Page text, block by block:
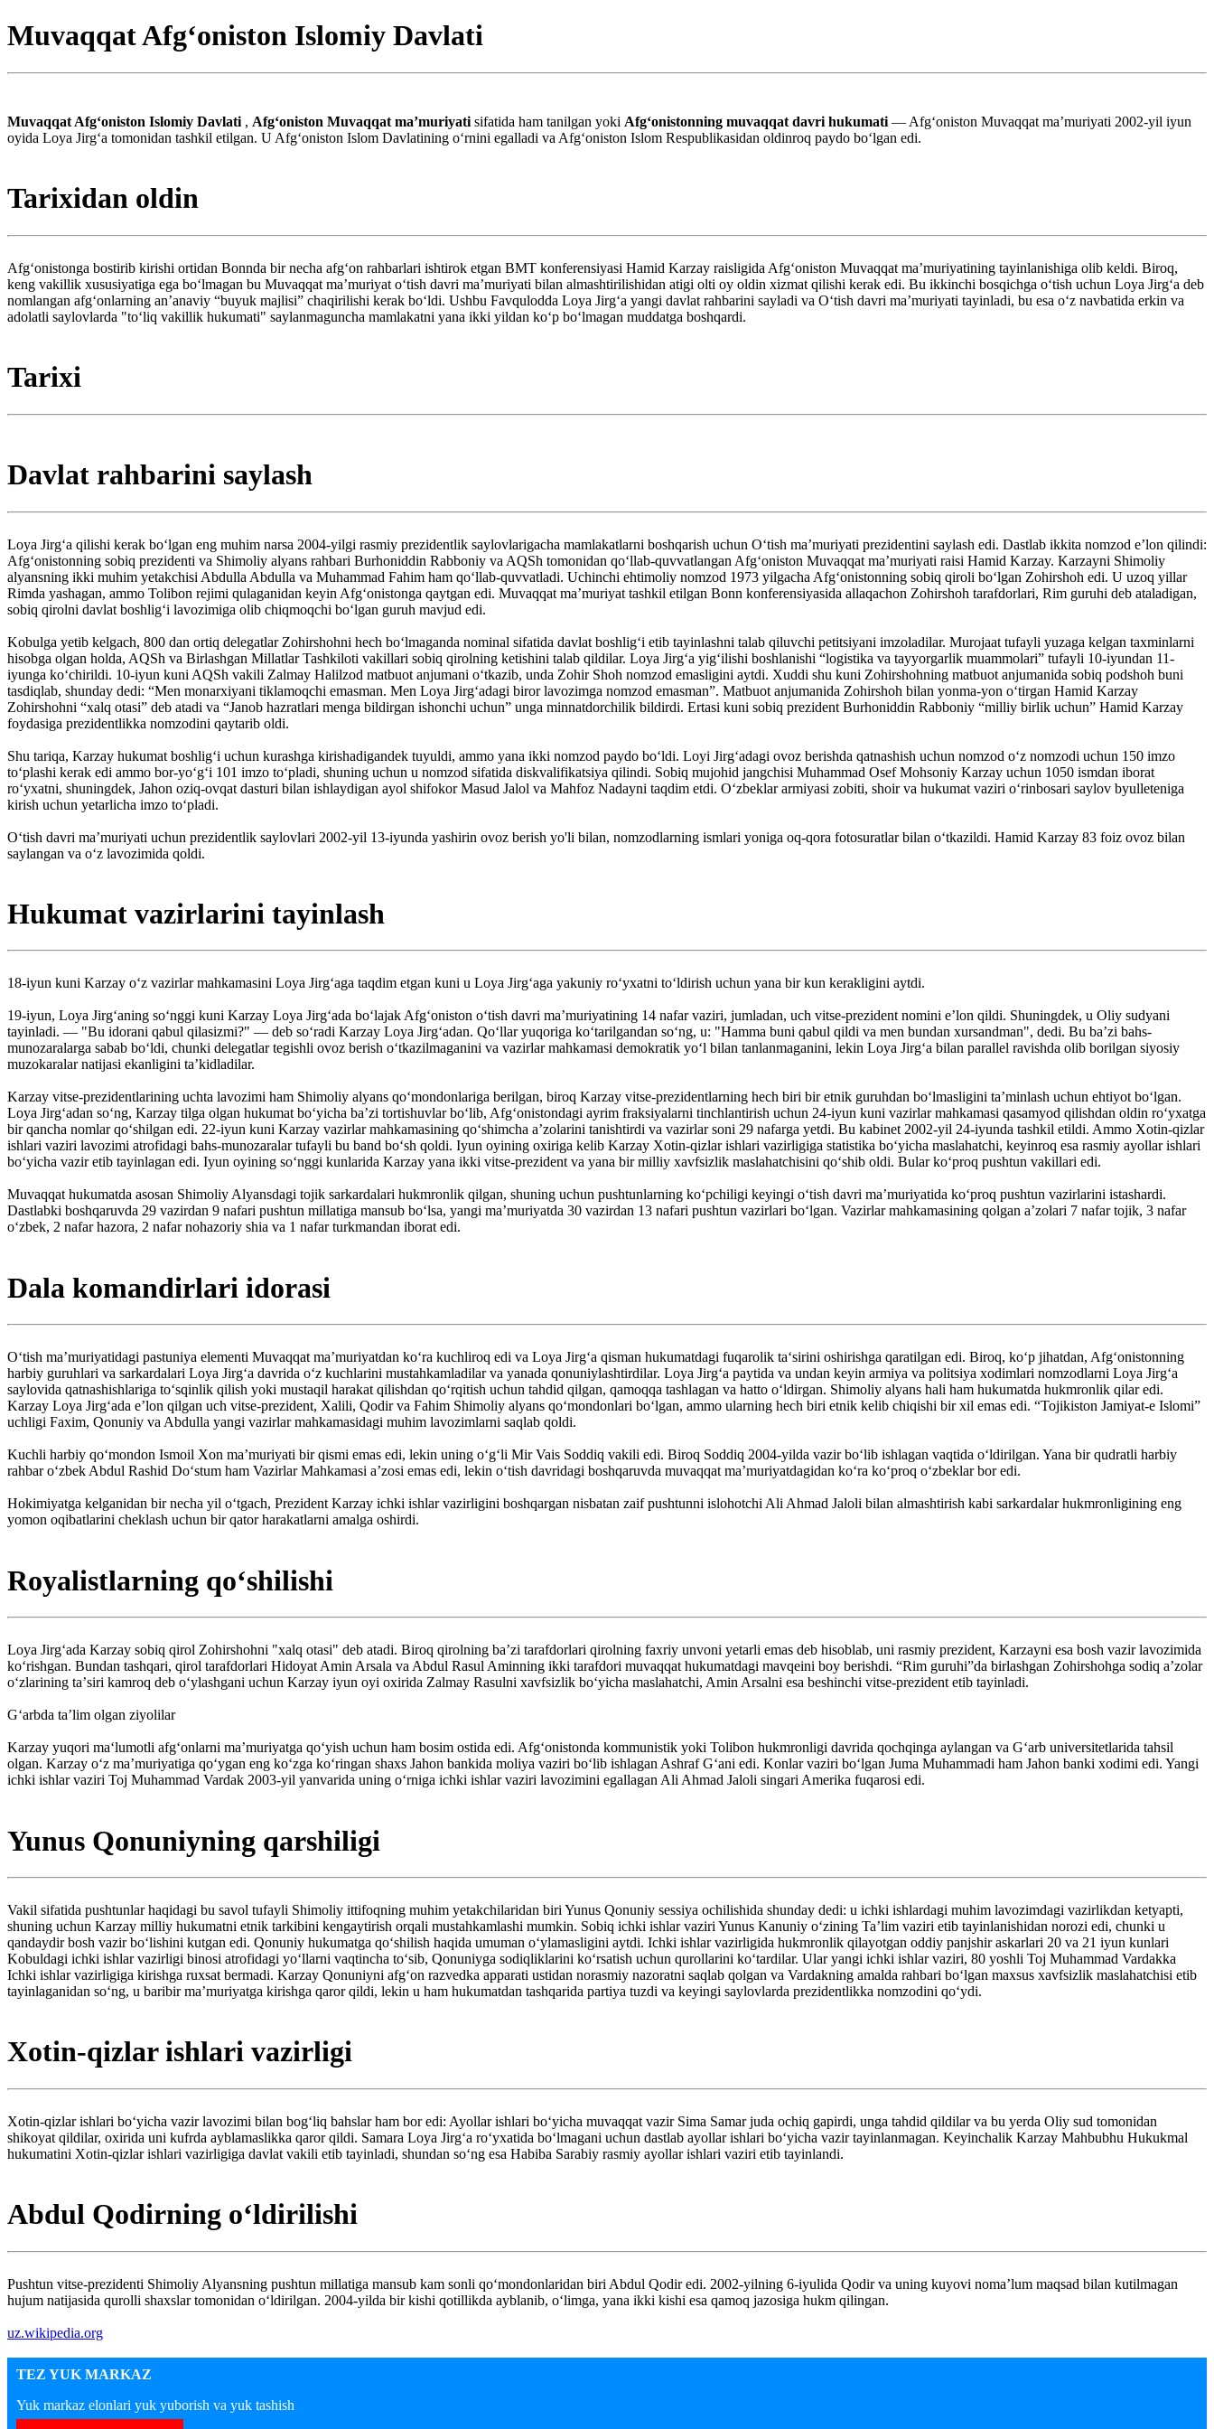
Muvaqqat Afgʻoniston Islomiy Davlati
Muvaqqat Afgʻoniston Islomiy Davlati , Afg‘oniston Muvaqqat maʼmuriyati sifatida ham tanilgan yoki Afg‘onistonning muvaqqat davri hukumati — Afgʻoniston Muvaqqat maʼmuriyati 2002-yil iyun
oyida Loya Jirgʻa tomonidan tashkil etilgan. U Afg‘oniston Islom Davlatining o‘rnini egalladi va Afg‘oniston Islom Respublikasidan oldinroq paydo bo‘lgan edi.
Tarixidan oldin
Afg‘onistonga bostirib kirishi ortidan Bonnda bir necha afg‘on rahbarlari ishtirok etgan BMT konferensiyasi Hamid Karzay raisligida Afg‘oniston Muvaqqat ma’muriyatining tayinlanishiga olib keldi. Biroq,
keng vakillik xususiyatiga ega bo‘lmagan bu Muvaqqat maʼmuriyat o‘tish davri maʼmuriyati bilan almashtirilishidan atigi olti oy oldin xizmat qilishi kerak edi. Bu ikkinchi bosqichga o‘tish uchun Loya Jirg‘a deb
nomlangan afg‘onlarning an’anaviy “buyuk majlisi” chaqirilishi kerak bo‘ldi. Ushbu Favqulodda Loya Jirg‘a yangi davlat rahbarini sayladi va O‘tish davri maʼmuriyati tayinladi, bu esa o‘z navbatida erkin va
adolatli saylovlarda "to‘liq vakillik hukumati" saylanmaguncha mamlakatni yana ikki yildan ko‘p bo‘lmagan muddatga boshqardi.
Tarixi
Davlat rahbarini saylash
Loya Jirg‘a qilishi kerak bo‘lgan eng muhim narsa 2004-yilgi rasmiy prezidentlik saylovlarigacha mamlakatlarni boshqarish uchun O‘tish maʼmuriyati prezidentini saylash edi. Dastlab ikkita nomzod eʼlon qilindi:
Afg‘onistonning sobiq prezidenti va Shimoliy alyans rahbari Burhoniddin Rabboniy va AQSh tomonidan qo‘llab-quvvatlangan Afg‘oniston Muvaqqat ma’muriyati raisi Hamid Karzay. Karzayni Shimoliy
alyansning ikki muhim yetakchisi Abdulla Abdulla va Muhammad Fahim ham qo‘llab-quvvatladi. Uchinchi ehtimoliy nomzod 1973 yilgacha Afg‘onistonning sobiq qiroli bo‘lgan Zohirshoh edi. U uzoq yillar
Rimda yashagan, ammo Tolibon rejimi qulaganidan keyin Afg‘onistonga qaytgan edi. Muvaqqat maʼmuriyat tashkil etilgan Bonn konferensiyasida allaqachon Zohirshoh tarafdorlari, Rim guruhi deb ataladigan,
sobiq qirolni davlat boshlig‘i lavozimiga olib chiqmoqchi bo‘lgan guruh mavjud edi.
Kobulga yetib kelgach, 800 dan ortiq delegatlar Zohirshohni hech bo‘lmaganda nominal sifatida davlat boshlig‘i etib tayinlashni talab qiluvchi petitsiyani imzoladilar. Murojaat tufayli yuzaga kelgan taxminlarni
hisobga olgan holda, AQSh va Birlashgan Millatlar Tashkiloti vakillari sobiq qirolning ketishini talab qildilar. Loya Jirg‘a yig‘ilishi boshlanishi “logistika va tayyorgarlik muammolari” tufayli 10-iyundan 11-
iyunga ko‘chirildi. 10-iyun kuni AQSh vakili Zalmay Halilzod matbuot anjumani o‘tkazib, unda Zohir Shoh nomzod emasligini aytdi. Xuddi shu kuni Zohirshohning matbuot anjumanida sobiq podshoh buni
tasdiqlab, shunday dedi: “Men monarxiyani tiklamoqchi emasman. Men Loya Jirg‘adagi biror lavozimga nomzod emasman”. Matbuot anjumanida Zohirshoh bilan yonma-yon o‘tirgan Hamid Karzay
Zohirshohni “xalq otasi” deb atadi va “Janob hazratlari menga bildirgan ishonchi uchun” unga minnatdorchilik bildirdi. Ertasi kuni sobiq prezident Burhoniddin Rabboniy “milliy birlik uchun” Hamid Karzay
foydasiga prezidentlikka nomzodini qaytarib oldi.
Shu tariqa, Karzay hukumat boshlig‘i uchun kurashga kirishadigandek tuyuldi, ammo yana ikki nomzod paydo bo‘ldi. Loyi Jirg‘adagi ovoz berishda qatnashish uchun nomzod o‘z nomzodi uchun 150 imzo
to‘plashi kerak edi ammo bor-yo‘g‘i 101 imzo to‘pladi, shuning uchun u nomzod sifatida diskvalifikatsiya qilindi. Sobiq mujohid jangchisi Muhammad Osef Mohsoniy Karzay uchun 1050 ismdan iborat
ro‘yxatni, shuningdek, Jahon oziq-ovqat dasturi bilan ishlaydigan ayol shifokor Masud Jalol va Mahfoz Nadayni taqdim etdi. Oʻzbeklar armiyasi zobiti, shoir va hukumat vaziri oʻrinbosari saylov byulleteniga
kirish uchun yetarlicha imzo toʻpladi.
O‘tish davri maʼmuriyati uchun prezidentlik saylovlari 2002-yil 13-iyunda yashirin ovoz berish yo'li bilan, nomzodlarning ismlari yoniga oq-qora fotosuratlar bilan o‘tkazildi. Hamid Karzay 83 foiz ovoz bilan
saylangan va o‘z lavozimida qoldi.
Hukumat vazirlarini tayinlash
18-iyun kuni Karzay o‘z vazirlar mahkamasini Loya Jirg‘aga taqdim etgan kuni u Loya Jirg‘aga yakuniy ro‘yxatni to‘ldirish uchun yana bir kun kerakligini aytdi.
19-iyun, Loya Jirg‘aning so‘nggi kuni Karzay Loya Jirg‘ada bo‘lajak Afg‘oniston o‘tish davri ma’muriyatining 14 nafar vaziri, jumladan, uch vitse-prezident nomini e’lon qildi. Shuningdek, u Oliy sudyani
tayinladi. — "Bu idorani qabul qilasizmi?" — deb so‘radi Karzay Loya Jirg‘adan. Qo‘llar yuqoriga ko‘tarilgandan so‘ng, u: "Hamma buni qabul qildi va men bundan xursandman", dedi. Bu baʼzi bahs-
munozaralarga sabab bo‘ldi, chunki delegatlar tegishli ovoz berish o‘tkazilmaganini va vazirlar mahkamasi demokratik yo‘l bilan tanlanmaganini, lekin Loya Jirg‘a bilan parallel ravishda olib borilgan siyosiy
muzokaralar natijasi ekanligini ta’kidladilar.
Karzay vitse-prezidentlarining uchta lavozimi ham Shimoliy alyans qo‘mondonlariga berilgan, biroq Karzay vitse-prezidentlarning hech biri bir etnik guruhdan bo‘lmasligini ta’minlash uchun ehtiyot bo‘lgan.
Loya Jirg‘adan so‘ng, Karzay tilga olgan hukumat bo‘yicha baʼzi tortishuvlar bo‘lib, Afg‘onistondagi ayrim fraksiyalarni tinchlantirish uchun 24-iyun kuni vazirlar mahkamasi qasamyod qilishdan oldin ro‘yxatga
bir qancha nomlar qo‘shilgan edi. 22-iyun kuni Karzay vazirlar mahkamasining qo‘shimcha a’zolarini tanishtirdi va vazirlar soni 29 nafarga yetdi. Bu kabinet 2002-yil 24-iyunda tashkil etildi. Ammo Xotin-qizlar
ishlari vaziri lavozimi atrofidagi bahs-munozaralar tufayli bu band bo‘sh qoldi. Iyun oyining oxiriga kelib Karzay Xotin-qizlar ishlari vazirligiga statistika bo‘yicha maslahatchi, keyinroq esa rasmiy ayollar ishlari
bo‘yicha vazir etib tayinlagan edi. Iyun oyining so‘nggi kunlarida Karzay yana ikki vitse-prezident va yana bir milliy xavfsizlik maslahatchisini qo‘shib oldi. Bular ko‘proq pushtun vakillari edi.
Muvaqqat hukumatda asosan Shimoliy Alyansdagi tojik sarkardalari hukmronlik qilgan, shuning uchun pushtunlarning koʻpchiligi keyingi oʻtish davri maʼmuriyatida koʻproq pushtun vazirlarini istashardi.
Dastlabki boshqaruvda 29 vazirdan 9 nafari pushtun millatiga mansub bo‘lsa, yangi ma’muriyatda 30 vazirdan 13 nafari pushtun vazirlari bo‘lgan. Vazirlar mahkamasining qolgan a’zolari 7 nafar tojik, 3 nafar
o‘zbek, 2 nafar hazora, 2 nafar nohazoriy shia va 1 nafar turkmandan iborat edi.
Dala komandirlari idorasi
O‘tish maʼmuriyatidagi pastuniya elementi Muvaqqat ma’muriyatdan ko‘ra kuchliroq edi va Loya Jirg‘a qisman hukumatdagi fuqarolik ta‘sirini oshirishga qaratilgan edi. Biroq, ko‘p jihatdan, Afg‘onistonning
harbiy guruhlari va sarkardalari Loya Jirg‘a davrida o‘z kuchlarini mustahkamladilar va yanada qonuniylashtirdilar. Loya Jirg‘a paytida va undan keyin armiya va politsiya xodimlari nomzodlarni Loya Jirg‘a
saylovida qatnashishlariga to‘sqinlik qilish yoki mustaqil harakat qilishdan qo‘rqitish uchun tahdid qilgan, qamoqqa tashlagan va hatto o‘ldirgan. Shimoliy alyans hali ham hukumatda hukmronlik qilar edi.
Karzay Loya Jirg‘ada e’lon qilgan uch vitse-prezident, Xalili, Qodir va Fahim Shimoliy alyans qo‘mondonlari bo‘lgan, ammo ularning hech biri etnik kelib chiqishi bir xil emas edi. “Tojikiston Jamiyat-e Islomi”
uchligi Faxim, Qonuniy va Abdulla yangi vazirlar mahkamasidagi muhim lavozimlarni saqlab qoldi.
Kuchli harbiy qo‘mondon Ismoil Xon ma’muriyati bir qismi emas edi, lekin uning o‘g‘li Mir Vais Soddiq vakili edi. Biroq Soddiq 2004-yilda vazir bo‘lib ishlagan vaqtida o‘ldirilgan. Yana bir qudratli harbiy
rahbar o‘zbek Abdul Rashid Do‘stum ham Vazirlar Mahkamasi a’zosi emas edi, lekin o‘tish davridagi boshqaruvda muvaqqat ma’muriyatdagidan ko‘ra ko‘proq o‘zbeklar bor edi.
Hokimiyatga kelganidan bir necha yil o‘tgach, Prezident Karzay ichki ishlar vazirligini boshqargan nisbatan zaif pushtunni islohotchi Ali Ahmad Jaloli bilan almashtirish kabi sarkardalar hukmronligining eng
yomon oqibatlarini cheklash uchun bir qator harakatlarni amalga oshirdi.
Royalistlarning qo‘shilishi
Loya Jirg‘ada Karzay sobiq qirol Zohirshohni "xalq otasi" deb atadi. Biroq qirolning ba’zi tarafdorlari qirolning faxriy unvoni yetarli emas deb hisoblab, uni rasmiy prezident, Karzayni esa bosh vazir lavozimida
ko‘rishgan. Bundan tashqari, qirol tarafdorlari Hidoyat Amin Arsala va Abdul Rasul Aminning ikki tarafdori muvaqqat hukumatdagi mavqeini boy berishdi. “Rim guruhi”da birlashgan Zohirshohga sodiq aʼzolar
oʻzlarining taʼsiri kamroq deb oʻylashgani uchun Karzay iyun oyi oxirida Zalmay Rasulni xavfsizlik boʻyicha maslahatchi, Amin Arsalni esa beshinchi vitse-prezident etib tayinladi.
G‘arbda taʼlim olgan ziyolilar
Karzay yuqori ma‘lumotli afg‘onlarni ma’muriyatga qo‘yish uchun ham bosim ostida edi. Afg‘onistonda kommunistik yoki Tolibon hukmronligi davrida qochqinga aylangan va G‘arb universitetlarida tahsil
olgan. Karzay o‘z ma’muriyatiga qo‘ygan eng ko‘zga ko‘ringan shaxs Jahon bankida moliya vaziri bo‘lib ishlagan Ashraf G‘ani edi. Konlar vaziri bo‘lgan Juma Muhammadi ham Jahon banki xodimi edi. Yangi
ichki ishlar vaziri Toj Muhammad Vardak 2003-yil yanvarida uning o‘rniga ichki ishlar vaziri lavozimini egallagan Ali Ahmad Jaloli singari Amerika fuqarosi edi.
Yunus Qonuniyning qarshiligi
Vakil sifatida pushtunlar haqidagi bu savol tufayli Shimoliy ittifoqning muhim yetakchilaridan biri Yunus Qonuniy sessiya ochilishida shunday dedi: u ichki ishlardagi muhim lavozimdagi vazirlikdan ketyapti,
shuning uchun Karzay milliy hukumatni etnik tarkibini kengaytirish orqali mustahkamlashi mumkin. Sobiq ichki ishlar vaziri Yunus Kanuniy o‘zining Ta’lim vaziri etib tayinlanishidan norozi edi, chunki u
qandaydir bosh vazir bo‘lishini kutgan edi. Qonuniy hukumatga qo‘shilish haqida umuman o‘ylamasligini aytdi. Ichki ishlar vazirligida hukmronlik qilayotgan oddiy panjshir askarlari 20 va 21 iyun kunlari
Kobuldagi ichki ishlar vazirligi binosi atrofidagi yo‘llarni vaqtincha to‘sib, Qonuniyga sodiqliklarini ko‘rsatish uchun qurollarini ko‘tardilar. Ular yangi ichki ishlar vaziri, 80 yoshli Toj Muhammad Vardakka
Ichki ishlar vazirligiga kirishga ruxsat bermadi. Karzay Qonuniyni afgʻon razvedka apparati ustidan norasmiy nazoratni saqlab qolgan va Vardakning amalda rahbari boʻlgan maxsus xavfsizlik maslahatchisi etib
tayinlaganidan soʻng, u baribir ma’muriyatga kirishga qaror qildi, lekin u ham hukumatdan tashqarida partiya tuzdi va keyingi saylovlarda prezidentlikka nomzodini qo‘ydi.
Xotin-qizlar ishlari vazirligi
Xotin-qizlar ishlari bo‘yicha vazir lavozimi bilan bog‘liq bahslar ham bor edi: Ayollar ishlari bo‘yicha muvaqqat vazir Sima Samar juda ochiq gapirdi, unga tahdid qildilar va bu yerda Oliy sud tomonidan
shikoyat qildilar, oxirida uni kufrda ayblamaslikka qaror qildi. Samara Loya Jirg‘a ro‘yxatida bo‘lmagani uchun dastlab ayollar ishlari bo‘yicha vazir tayinlanmagan. Keyinchalik Karzay Mahbubhu Hukukmal
hukumatini Xotin-qizlar ishlari vazirligiga davlat vakili etib tayinladi, shundan so‘ng esa Habiba Sarabiy rasmiy ayollar ishlari vaziri etib tayinlandi.
Abdul Qodirning o‘ldirilishi
Pushtun vitse-prezidenti Shimoliy Alyansning pushtun millatiga mansub kam sonli qo‘mondonlaridan biri Abdul Qodir edi. 2002-yilning 6-iyulida Qodir va uning kuyovi noma’lum maqsad bilan kutilmagan
hujum natijasida qurolli shaxslar tomonidan o‘ldirilgan. 2004-yilda bir kishi qotillikda ayblanib, o‘limga, yana ikki kishi esa qamoq jazosiga hukm qilingan.
uz.wikipedia.org
TEZ YUK MARKAZ
Yuk markaz elonlari yuk yuborish va yuk tashish